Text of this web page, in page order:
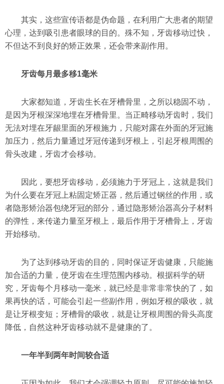
其实，这些宣传语都是伪命题，在利用广大患者的期望
心理，达到吸引患者眼球的目的。殊不知，牙齿移动过快，
不但达不到良好的矫正效果，还会带来副作用。
牙齿每月最多移1毫米
大家都知道，牙齿生长在牙槽骨里，之所以稳固不动，
是因为牙根深深地埋在牙槽骨里。当正畸移动牙齿时，我们
无法对埋在牙龈里面的牙根施力，只能对露在外面的牙冠施
加压力，然后力量通过牙冠传递到牙根上，引起牙根周围的
骨头改建，牙齿才会移动。
因此，要想牙齿移动，必须施力于牙冠上，这就是我们
为什么要在牙冠上粘固定矫正器，然后通过钢丝的作用，或
者隐形矫治器包绕牙冠的部分，通过隐形矫治器高分子材料
的弹性，来传递力量至牙根上，最后作用于牙槽骨上，牙齿
开始移动。
为了达到移动牙齿的目的，同时保证牙齿健康，只能施
加合适的力量，使牙齿在生理范围内移动。根据科学的研
究，牙齿每个月移动一毫米，就已经是非常非常快的了，如
果再快的话，可能会引起一些副作用，例如牙根的吸收，就
是让牙根变短；牙槽骨的吸收，就是让牙根周围的骨头高度
降低，自然这种牙齿移动就不是健康的了。
一年半到两年时间较合适